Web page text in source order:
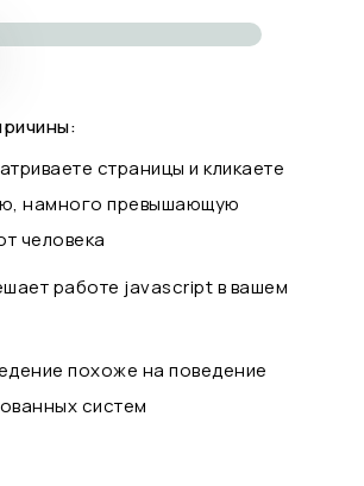
страницы и кликаете
намного превышающую
человека
работе javascript в вашем
похоже на поведение
систем